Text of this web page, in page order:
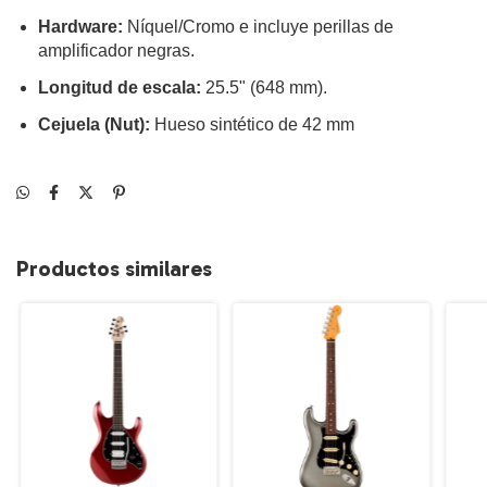
Hardware: Níquel/Cromo e incluye perillas de
amplificador negras.
Longitud de escala: 25.5" (648 mm).
Cejuela (Nut): Hueso sintético de 42 mm
Productos similares